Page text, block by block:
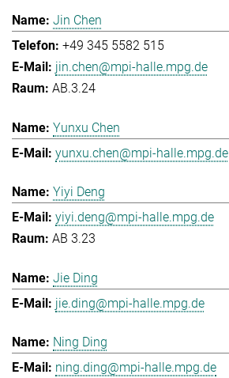
Jin Chen
+49 345 5582 515
jin.chen@mpi-halle.mpg.de
AB.3.24
Yunxu Chen
yunxu.chen@mpi-halle.mpg.de
Yiyi Deng
yiyi.deng@mpi-halle.mpg.de
AB 3.23
Jie Ding
jie.ding@mpi-halle.mpg.de
Ning Ding
ning.ding@mpi-halle.mpg.de